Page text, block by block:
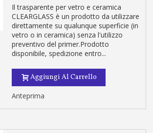
Il trasparente per vetro e ceramica
CLEARGLASS è un prodotto da utilizzare
direttamente su qualunque superficie (in
vetro o in ceramica) senza l'utilizzo
preventivo del primer.Prodotto
disponibile, spedizione entro...
Aggiungi Al Carrello
Anteprima